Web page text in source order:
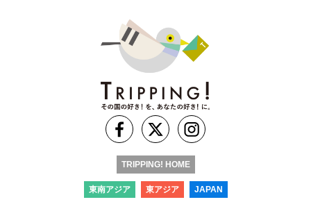
TRIPPING! HOME
東南アジア 東アジア JAPAN